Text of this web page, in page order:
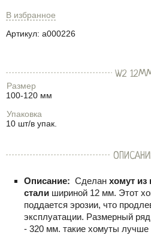
В избранное
Артикул: a000226
W2
Размер
100-120 мм
Упаковка
10 шт/в упак.
Описание: Сделан хомут
стали шириной 12 мм. Этот
поддается эрозии, что
эксплуатации. Размерный
- 320 мм. такие хомуты лучше